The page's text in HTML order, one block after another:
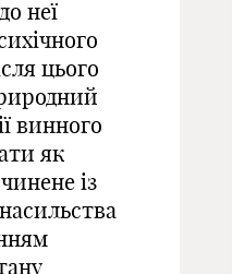
неї
цього
винного
як
із